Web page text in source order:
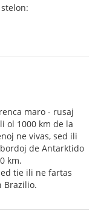
maro - rusaj
ol 1000 km de la
ne vivas, sed ili
de Antarktido
km.
tie ili ne fartas
Brazilio.